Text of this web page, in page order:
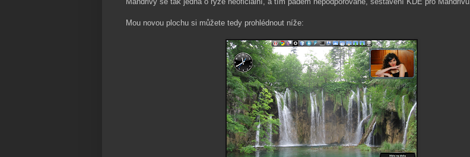
Mou novou plochu si můžete tedy prohlédnout níže: